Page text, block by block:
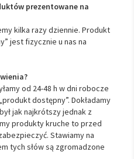
prezentowane na
kilka razy dziennie. Produkt
jest fizycznie u nas na
od 24-48 h w dni robocze
dostępny”. Dokładamy
jak najkrótszy jednak z
produkty kruche to przed
Stawiamy na
tych słów są zgromadzone